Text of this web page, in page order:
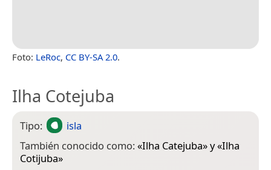
Foto: LeRoc, CC BY-SA 2.0.
Ilha Cotejuba
Tipo:
isla
También conocido como:«Ilha Catejuba» y «Ilha
Cotijuba»